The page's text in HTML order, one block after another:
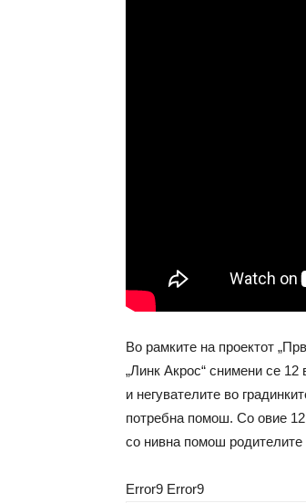
Во рамките на проектот
„Линк Акрос“ снимени се
и негувателите во
потребна помош. Со овие 12
со нивна помош родителите
Error9 Error9